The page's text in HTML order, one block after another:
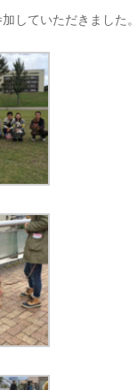
していただきました